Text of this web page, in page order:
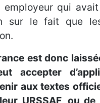
employeur qui
sur le fait que
est donc
accepter
aux textes
URSSAF, ou